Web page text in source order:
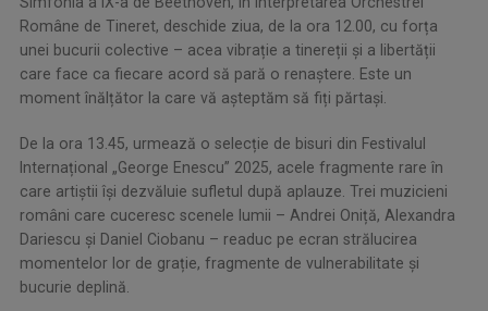
Române de Tineret, deschide ziua, de la ora 12.00, cu forța
unei bucurii colective – acea vibrație a tinereții și a libertății
care face ca fiecare acord să pară o renaștere. Este un
moment înălțător la care vă așteptăm să fiți părtași.
De la ora 13.45, urmează o selecție de bisuri din Festivalul
Internațional „George Enescu” 2025, acele fragmente rare în
care artiștii își dezvăluie sufletul după aplauze. Trei muzicieni
români care cuceresc scenele lumii – Andrei Oniță, Alexandra
Dariescu și Daniel Ciobanu – readuc pe ecran strălucirea
momentelor lor de grație, fragmente de vulnerabilitate și
bucurie deplină.